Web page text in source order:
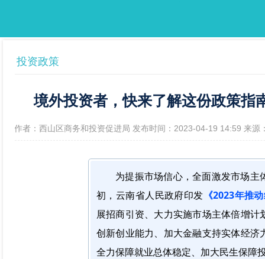
政府信息公开年报
投资政策
境外投资者，快来了解这份政策指
[作者：西山区商务和投资促进局 发布时间：2023-04-19 14:59 来源
为提振市场信心，全面激发市场
初，云南省人民政府印发 《2023年推
展招商引资、大力实施市场主体倍增
创新创业能力、加大金融支持实体经
全力保障就业总体稳定、加大民生保障